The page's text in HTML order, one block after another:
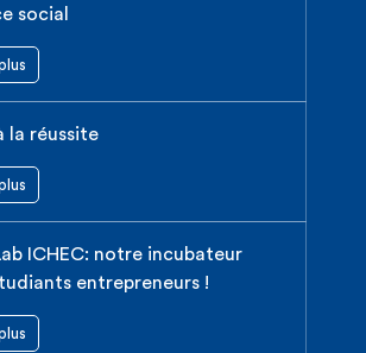
social
la réussite
ICHEC: notre incubateur
entrepreneurs !